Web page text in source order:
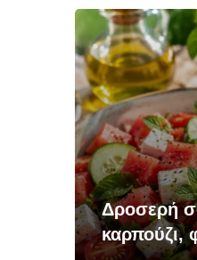
Δροσερή
καρπούζι,